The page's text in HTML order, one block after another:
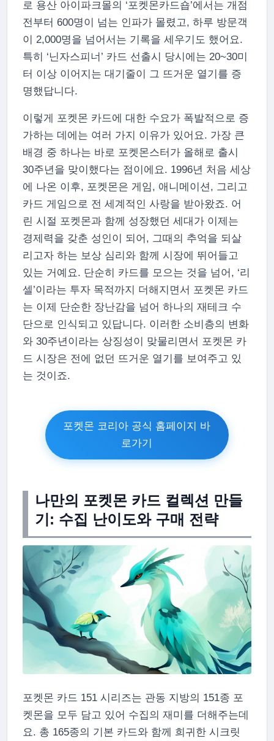
로 용산 아이파크몰의 ‘포켓몬카드숍’에서는 개점
전부터 600명이 넘는 인파가 몰렸고, 하루 방문객
이 2,000명을 넘어서는 기록을 세우기도 했어요.
특히 ‘닌자스피너’ 카드 선출시 당시에는 20~30미
터 이상 이어지는 대기줄이 그 뜨거운 열기를 증
명했답니다.
이렇게 포켓몬 카드에 대한 수요가 폭발적으로 증
가하는 데에는 여러 가지 이유가 있어요. 가장 큰
배경 중 하나는 바로 포켓몬스터가 올해로 출시
30주년을 맞이했다는 점이에요. 1996년 처음 세상
에 나온 이후, 포켓몬은 게임, 애니메이션, 그리고
카드 게임으로 전 세계적인 사랑을 받아왔죠. 어
린 시절 포켓몬과 함께 성장했던 세대가 이제는
경제력을 갖춘 성인이 되어, 그때의 추억을 되살
리고자 하는 보상 심리와 함께 시장에 뛰어들고
있는 거예요. 단순히 카드를 모으는 것을 넘어, ‘리
셀’이라는 투자 목적까지 더해지면서 포켓몬 카드
는 이제 단순한 장난감을 넘어 하나의 재테크 수
단으로 인식되고 있답니다. 이러한 소비층의 변화
와 30주년이라는 상징성이 맞물리면서 포켓몬 카
드 시장은 전에 없던 뜨거운 열기를 보여주고 있
는 것이죠.
포켓몬 코리아 공식 홈페이지 바
로가기
나만의 포켓몬 카드 컬렉션 만들
기: 수집 난이도와 구매 전략
포켓몬 카드 151 시리즈는 관동 지방의 151종 포
켓몬을 모두 담고 있어 수집의 재미를 더해주는데
요. 총 165종의 기본 카드와 함께 희귀한 시크릿